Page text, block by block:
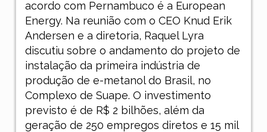
acordo com Pernambuco é a European
Energy. Na reunião com o CEO Knud Erik
Andersen e a diretoria, Raquel Lyra
discutiu sobre o andamento do projeto de
instalação da primeira indústria de
produção de e-metanol do Brasil, no
Complexo de Suape. O investimento
previsto é de R$ 2 bilhões, além da
geração de 250 empregos diretos e 15 mil